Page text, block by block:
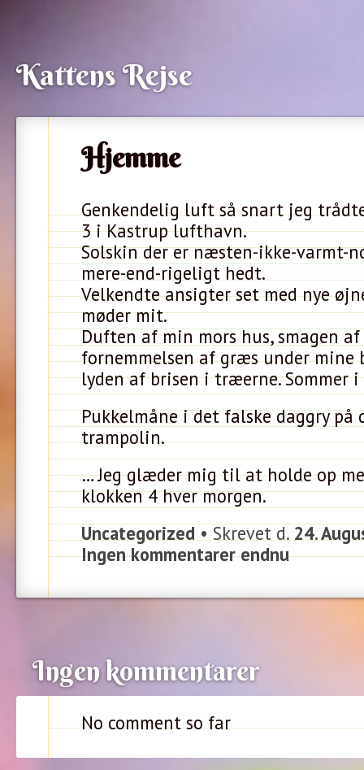
Kattens Rejse
Hjemme
Genkendelig luft så snart jeg
3 i Kastrup lufthavn.
Solskin der er næsten-ikke-varmt-
mere-end-rigeligt hedt.
Velkendte ansigter set med nye
møder mit.
Duften af min mors hus, smagen af
fornemmelsen af græs under mine
lyden af brisen i træerne. Sommer i
Pukkelmåne i det falske daggry på
trampolin.
… Jeg glæder mig til at holde op
klokken 4 hver morgen.
Uncategorized • Skrevet d. 24.
Ingen kommentarer endnu
Ingen kommentarer
No comment so far